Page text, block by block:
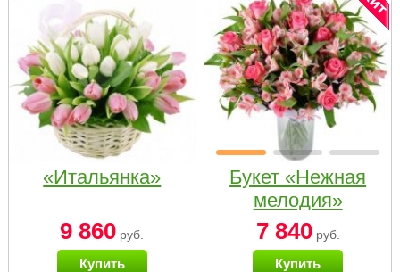
«Итальянка»
9 860 руб.
Купить
Букет «Нежная
мелодия»
7 840руб.
Купить